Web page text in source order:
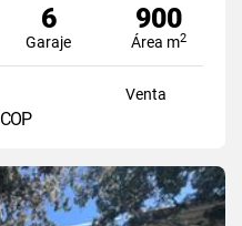
6
Garaje
900
Área m2
Venta
COP